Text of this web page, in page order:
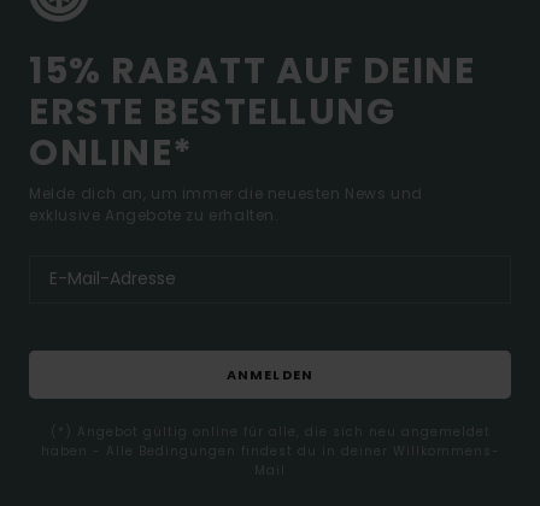
15% RABATT AUF DEINE
ERSTE BESTELLUNG
ONLINE*
Melde dich an, um immer die neuesten News und
exklusive Angebote zu erhalten.
ANMELDEN
(*) Angebot gültig online für alle, die sich neu angemeldet
haben - Alle Bedingungen findest du in deiner Willkommens-
Mail